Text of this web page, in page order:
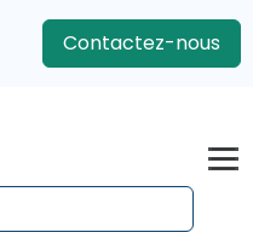
Contactez-nous